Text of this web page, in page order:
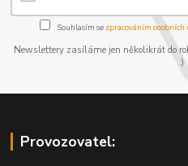
Souhlasím se zpracováním osobních
Newslettery zasíláme jen několikrát do
:)
Provozovatel: